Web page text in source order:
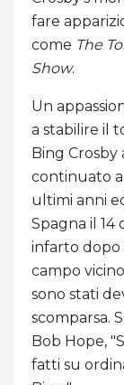
fare
come The
Show.
Un
a stabilire il
Bing Crosby
continuato
ultimi anni
Spagna il 14
infarto dopo
campo
sono stati
scomparsa.
Bob Hope,
fatti su